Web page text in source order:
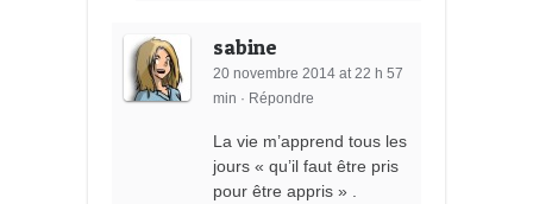
sabine
20 novembre 2014 at 22 h 57
min · Répondre
La vie m’apprend tous les
jours « qu’il faut être pris
pour être appris » .